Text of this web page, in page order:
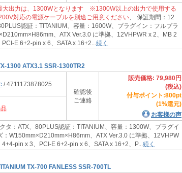
大出力は、1300Wとなります ※1300W以上の出力で使用する
対応の電源ケーブルを別途ご用意ください 、 保証期間：12
認証：TITANIUM、容量：1600W、プラグイン：フルプラ
、ATX Ver.3.0 に準拠、12VHPWR x 2、MB 2
E 6+2-pin x 6、SATA x 16+2... 続く
1300 ATX3.1 SSR-1300TR2
/ 4711173878025
確認後
ご連絡
販売価格: 79,980円
(税込)
付与ポイント:800pt
(1%還元)
お客様の声
タ：ATX、80PLUS認証：TITANIUM、容量：1300W、プラグイ
：W150mm×D210mm×H86mm、ATX Ver.3.0 に準拠、12VHPW
pin x 3、PCI-E 6+2-pin x 6、SATA x 16+2、P... 続く
TX-700 FANLESS SSR-700TL